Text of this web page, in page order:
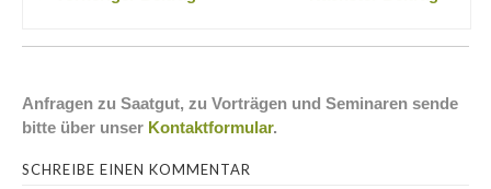
Anfragen zu Saatgut, zu Vorträgen und Seminaren sende
bitte über unser Kontaktformular.
SCHREIBE EINEN KOMMENTAR